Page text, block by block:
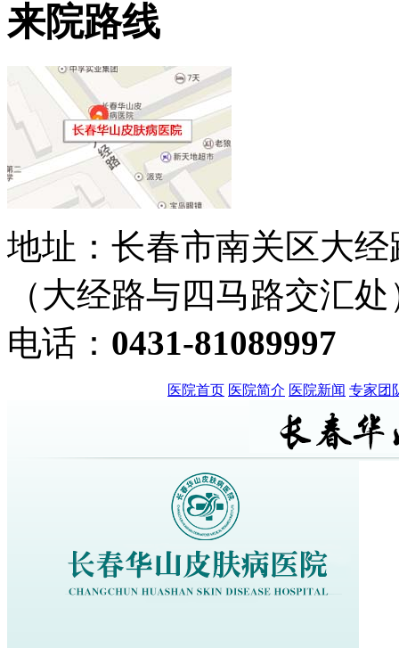
来院路线
地址：长春市南关区大经
（大经路与四马路交汇处
电话： 0431-81089997
医院首页 医院简介 医院新闻 专家团